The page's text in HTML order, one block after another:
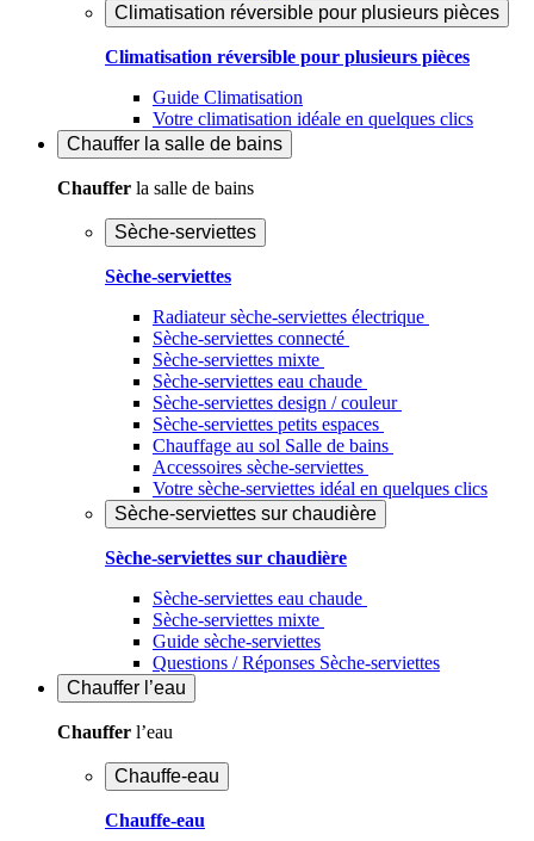
Climatisation réversible pour plusieurs pièces
Climatisation réversible pour plusieurs pièces
Guide Climatisation
Votre climatisation idéale en quelques clics
Chauffer la salle de bains
Chauffer la salle de bains
Sèche-serviettes
Sèche-serviettes
Radiateur sèche-serviettes électrique
Sèche-serviettes connecté
Sèche-serviettes mixte
Sèche-serviettes eau chaude
Sèche-serviettes design / couleur
Sèche-serviettes petits espaces
Chauffage au sol Salle de bains
Accessoires sèche-serviettes
Votre sèche-serviettes idéal en quelques clics
Sèche-serviettes sur chaudière
Sèche-serviettes sur chaudière
Sèche-serviettes eau chaude
Sèche-serviettes mixte
Guide sèche-serviettes
Questions / Réponses Sèche-serviettes
Chauffer l’eau
Chauffer l’eau
Chauffe-eau
Chauffe-eau